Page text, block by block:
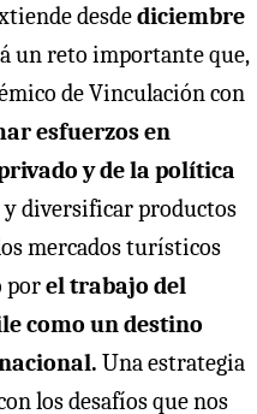
desdediciembre
un reto importante que,
de Vinculación con
esfuerzos en
y de la política
y diversificar productos
mercados turísticos
porel trabajo del
como un destino
Una estrategia
los desafíos que nos